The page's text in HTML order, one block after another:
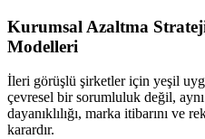
Kurumsal Azaltma
Modelleri
İleri görüşlü şirketler için yeşil
çevresel bir sorumluluk değil,
dayanıklılığı, marka itibarını ve
karardır.